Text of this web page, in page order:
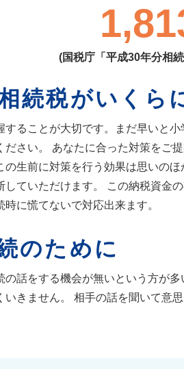
(国税庁「平成30年分相
続税がいくら
することが大切です。まだ早いと
ださい。 あなたに合った対策をご
の生前に対策を行う効果は思いの
していただけます。 この納税資金
に慌てないで対応出来ます。
のために
の話をする機会が無いという方が
きません。 相手の話を聞いて意